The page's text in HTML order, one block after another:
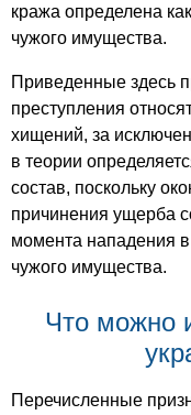
кража определена
чужого имущества.
Приведенные здесь
преступления
хищений, за
в теории
состав, поскольку
причинения ущерба
момента нападения
чужого имущества.
Что можно
Перечисленные